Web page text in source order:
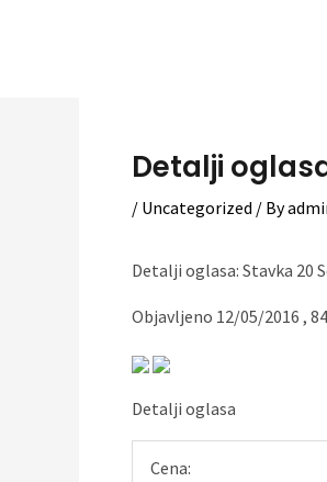
Detalji
/ Uncategorized / By
Detalji oglasa: Stavka 20
Objavljeno 12/05/2016 ,
Detalji oglasa
Cena: